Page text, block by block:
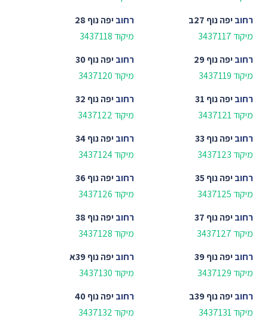
רחוביפה נוף 27ב
מיקוד 3437117
רחוביפה נוף 28
מיקוד 3437118
רחוביפה נוף 29
מיקוד 3437119
רחוביפה נוף 30
מיקוד 3437120
רחוביפה נוף 31
מיקוד 3437121
רחוביפה נוף 32
מיקוד 3437122
רחוביפה נוף 33
מיקוד 3437123
רחוביפה נוף 34
מיקוד 3437124
רחוביפה נוף 35
מיקוד 3437125
רחוביפה נוף 36
מיקוד 3437126
רחוביפה נוף 37
מיקוד 3437127
רחוביפה נוף 38
מיקוד 3437128
רחוביפה נוף 39
מיקוד 3437129
רחוביפה נוף 39א
מיקוד 3437130
רחוביפה נוף 39ב
מיקוד 3437131
רחוביפה נוף 40
מיקוד 3437132